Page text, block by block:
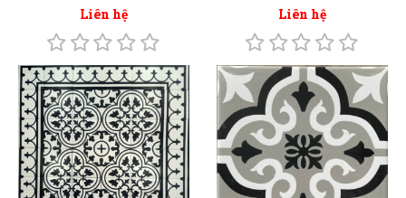
Liên hệ Liên hệ